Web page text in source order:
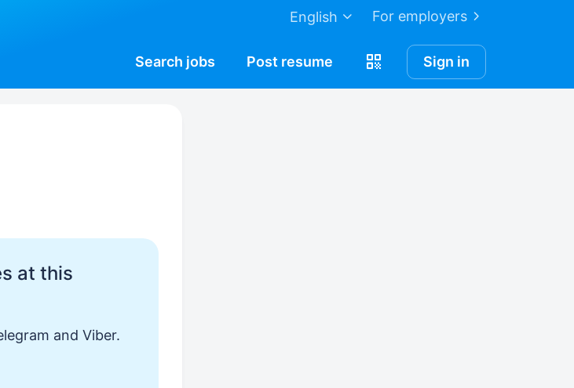
For employers
English
Search jobs Post resume Sign in
at this
and Viber.